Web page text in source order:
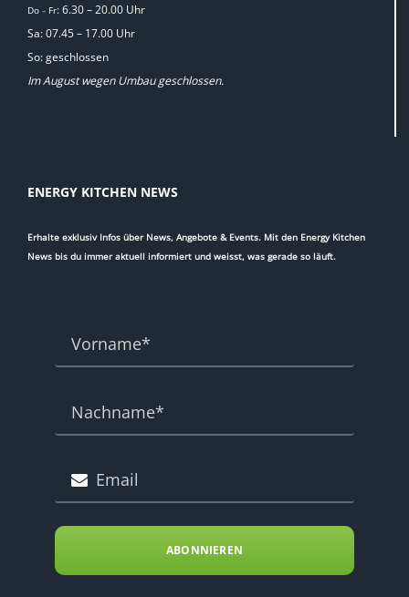
Do – Fr: 6.30 – 20.00 Uhr
Sa: 07.45 – 17.00 Uhr
So: geschlossen
Im August wegen Umbau geschlossen.
ENERGY KITCHEN NEWS
Erhalte exklusiv Infos über News, Angebote & Events. Mit den Energy Kitchen
News bis du immer aktuell informiert und weisst, was gerade so läuft.
ABONNIEREN